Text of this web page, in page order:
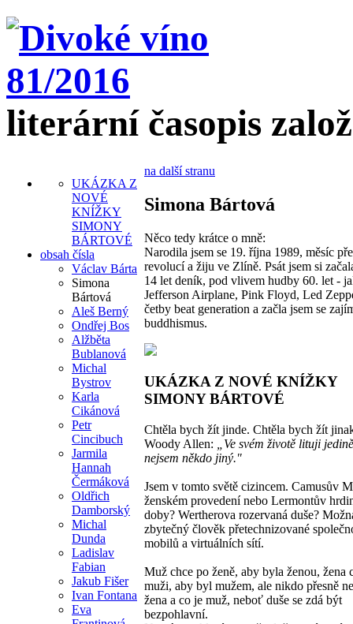
literární časopis
UKÁZKA Z
NOVÉ
KNÍŽKY
SIMONY
BÁRTOVÉ
obsah čísla
Václav Bárta
Simona
Bártová
Aleš Berný
Ondřej Bos
Alžběta
Bublanová
Michal
Bystrov
Karla
Cikánová
Petr
Cincibuch
Jarmila
Hannah
Čermáková
Oldřich
Damborský
Michal
Dunda
Ladislav
Fabian
Jakub Fišer
Ivan Fontana
Eva
na další stranu
Simona Bártová
Něco tedy krátce o mně:
Narodila jsem se 19. října 1989, měsíc
revolucí a žiju ve Zlíně. Psát jsem si
14 let deník, pod vlivem hudby 60. let -
Jefferson Airplane, Pink Floyd, Led
četby beat generation a začla jsem se
buddhismus.
UKÁZKA Z NOVÉ KNÍŽKY
SIMONY BÁRTOVÉ
Chtěla bych žít jinde. Chtěla bych žít
Woody Allen:
„Ve svém životě lituji
nejsem někdo jiný."
Jsem v tomto světě cizincem. Camusův
ženském provedení nebo Lermontův
doby? Wertherova rozervaná duše?
zbytečný člověk přetechnizované
mobilů a virtuálních sítí.
Muž chce po ženě, aby byla ženou, žena
muži, aby byl mužem, ale nikdo přesně
žena a co je muž, neboť duše se zdá být
bezpohlavní.